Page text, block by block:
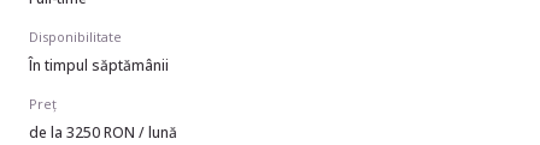
Disponibilitate
În timpul săptămânii
Preț
de la 3250 RON / lună